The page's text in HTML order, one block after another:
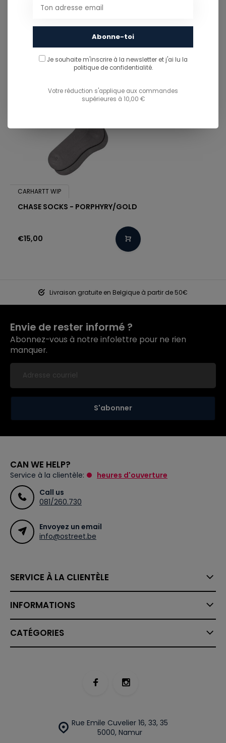
TU POURRAIS AUSSI AIMER...
CARHARTT WIP
CHASE SOCKS - PORPHYRY/GOLD
€15,00
Livraison gratuite en Belgique à partir de 50€
Envie de rester informé ?
Abonnez-vous à notre infolettre pour ne rien
manquer.
S'abonner
CAN WE HELP?
Service à la clientèle:
heures d'ouverture
Call us
081/260.730
Envoyez un email
info@ostreet.be
SERVICE À LA CLIENTÈLE
INFORMATIONS
CATÉGORIES
Rue Emile Cuvelier 16, 33, 35
5000, Namur
Abonne-toi
Je souhaite m'inscrire à la newsletter et j'ai lu la
politique de confidentialité.
Votre réduction s'applique aux commandes
supérieures à 10,00 €